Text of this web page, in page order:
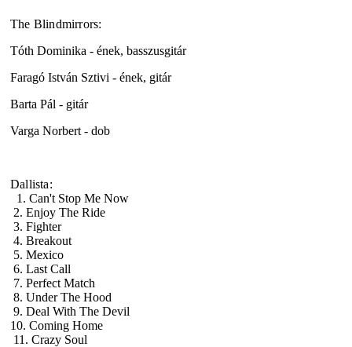
The Blindmirrors:
Tóth Dominika - ének, basszusgitár
Faragó István Sztivi - ének, gitár
Barta Pál - gitár
Varga Norbert - dob
Dallista:
1. Can't Stop Me Now
2. Enjoy The Ride
3. Fighter
4. Breakout
5. Mexico
6. Last Call
7. Perfect Match
8. Under The Hood
9. Deal With The Devil
10. Coming Home
11. Crazy Soul